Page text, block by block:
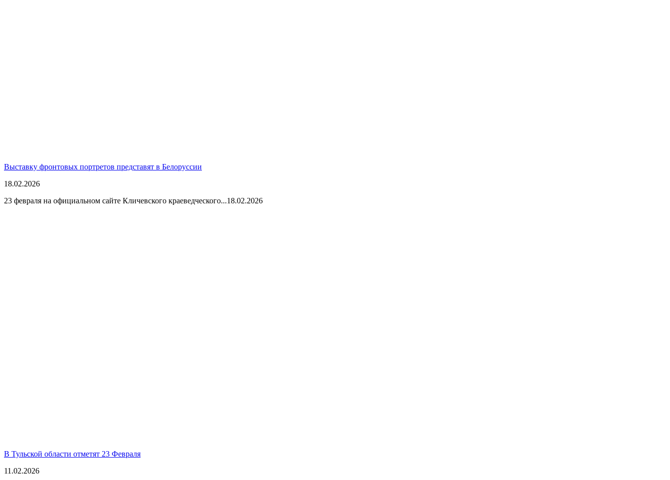
Выставку фронтовых портретов представят в Белоруссии
18.02.2026
23 февраля на официальном сайте Кличевского краеведческого...18.02.2026
В Тульской области отметят 23 Февраля
11.02.2026